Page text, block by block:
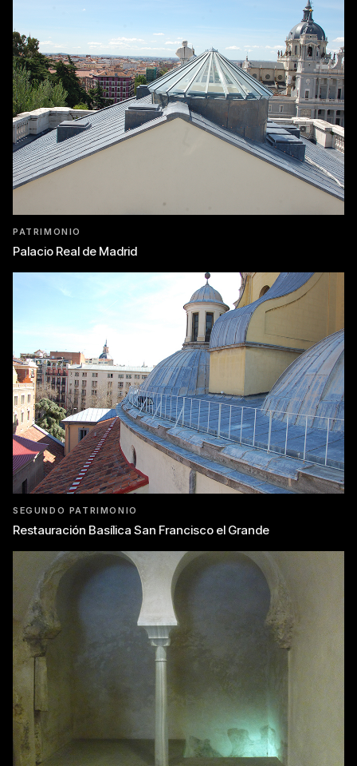
PATRIMONIO
Palacio Real de Madrid
SEGUNDO PATRIMONIO
Restauración Basílica San Francisco el Grande